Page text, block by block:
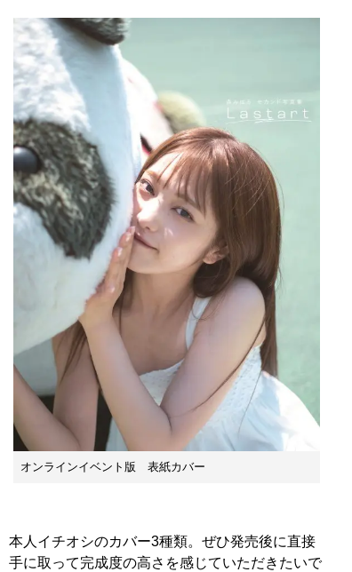
オンラインイベント版 表紙カバー
本人イチオシのカバー3種類。ぜひ発売後に直接
手に取って完成度の高さを感じていただきたいで